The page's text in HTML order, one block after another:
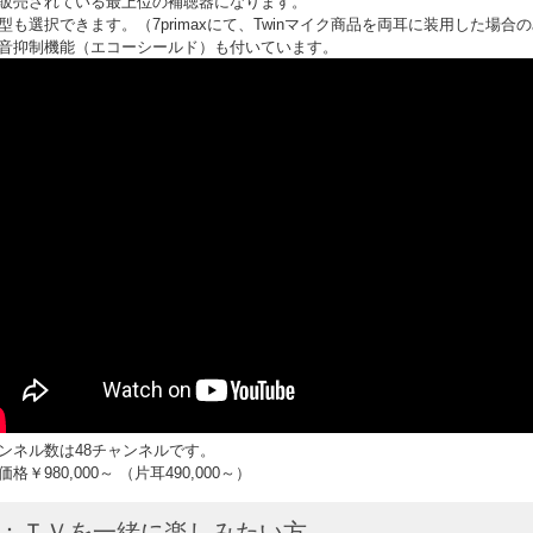
も選択できます。（7primaxにて、Twinマイク商品を両耳に装用した場合
抑制機能（エコーシールド）も付いています。
ネル数は48チャンネルです。
格￥980,000～ （片耳490,000～）